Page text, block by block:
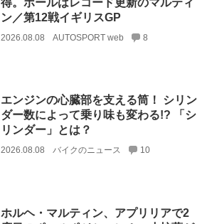
ン／第12戦イギリスGP
2026.08.08 AUTOSPORT web 8
エンジンの心臓部を支える筒！ シリン
ダー数によって乗り味も変わる!? 「シ
リンダー」とは？
2026.08.08 バイクのニュース 10
ホルヘ・マルティン、アプリリアで2